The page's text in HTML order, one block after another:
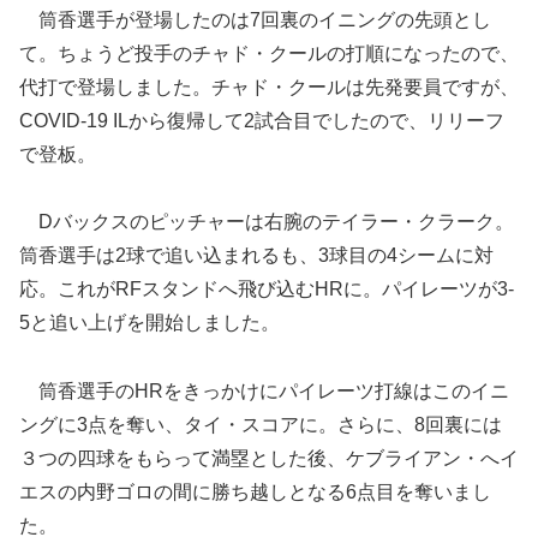
筒香選手が登場したのは7回裏のイニングの先頭とし
て。ちょうど投手のチャド・クールの打順になったので、
代打で登場しました。チャド・クールは先発要員ですが、
COVID-19 ILから復帰して2試合目でしたので、リリーフ
で登板。
Dバックスのピッチャーは右腕のテイラー・クラーク。
筒香選手は2球で追い込まれるも、3球目の4シームに対
応。これがRFスタンドへ飛び込むHRに。パイレーツが3-
5と追い上げを開始しました。
筒香選手のHRをきっかけにパイレーツ打線はこのイニ
ングに3点を奪い、タイ・スコアに。さらに、8回裏には
３つの四球をもらって満塁とした後、ケブライアン・へイ
エスの内野ゴロの間に勝ち越しとなる6点目を奪いまし
た。